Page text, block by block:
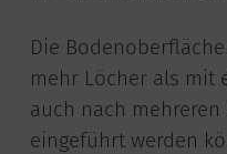
Die
mehr Löcher als mit
auch nach
eingeführt werden